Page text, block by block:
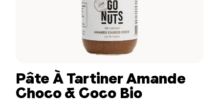
Pâte À Tartiner Amande
Choco & Coco Bio